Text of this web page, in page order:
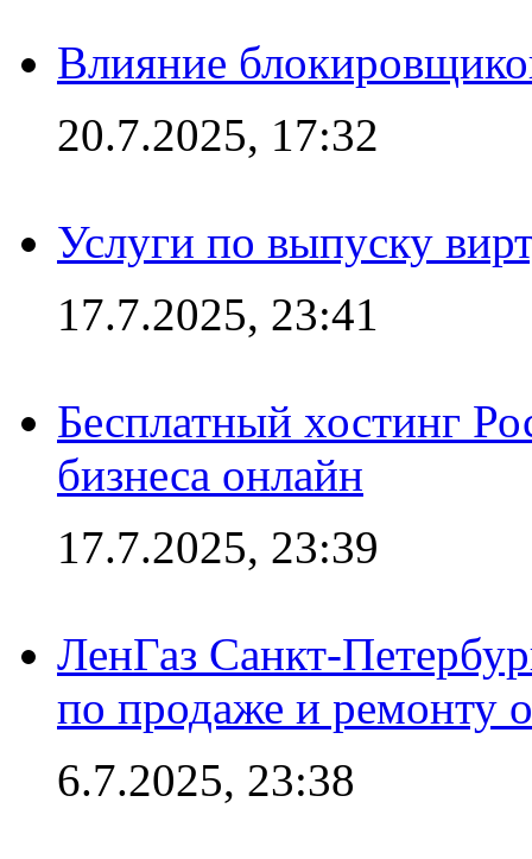
Влияние
20.7.2025, 17:32
Услуги по выпуску
17.7.2025, 23:41
Бесплатный хостинг
бизнеса онлайн
17.7.2025, 23:39
ЛенГаз Санкт-
по продаже и ремонту
6.7.2025, 23:38